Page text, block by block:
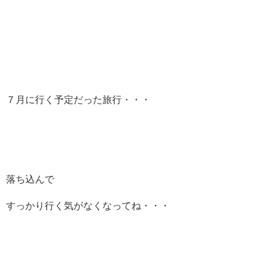
７月に行く予定だった旅行・・・
落ち込んで
すっかり行く気がなくなってね・・・